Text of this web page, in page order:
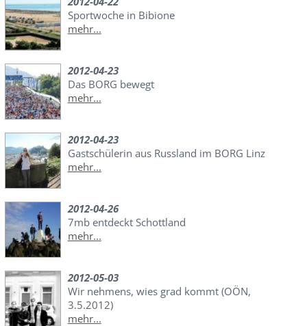
Sportwoche in Bibione
mehr...
2012-04-23
Das BORG bewegt
mehr...
2012-04-23
Gastschülerin aus Russland im BORG Linz
mehr...
2012-04-26
7mb entdeckt Schottland
mehr...
2012-05-03
Wir nehmens, wies grad kommt (OÖN,
3.5.2012)
mehr...